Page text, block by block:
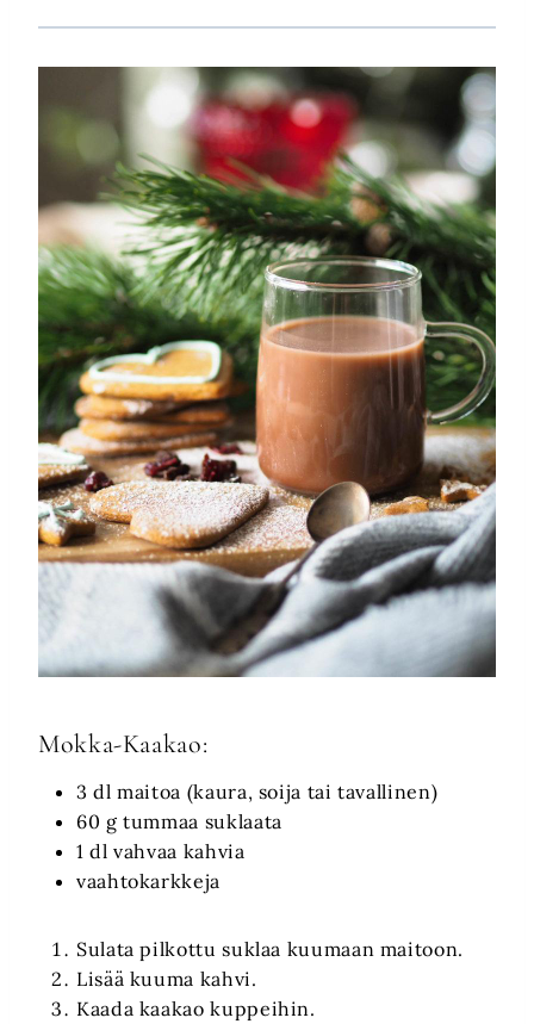
Mokka-Kaakao:
3 dl maitoa (kaura, soija tai tavallinen)
60 g tummaa suklaata
1 dl vahvaa kahvia
vaahtokarkkeja
Sulata pilkottu suklaa kuumaan maitoon.
Lisää kuuma kahvi.
Kaada kaakao kuppeihin.